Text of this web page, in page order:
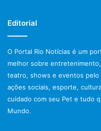
e nos principais os sites
Marcos Xi (
Central –
Post Views:
Editorial
O Portal Rio Notícias é um
melhor sobre
teatro, shows e eventos pelo
ações sociais, esporte,
cuidado com seu Pet e tudo
Mundo.